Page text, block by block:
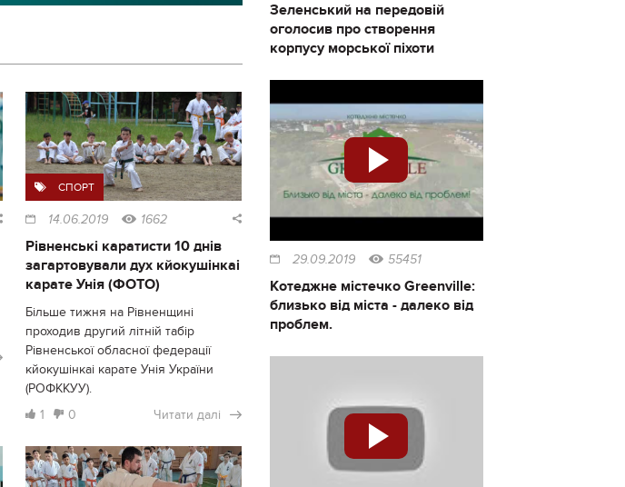
СПОРТ
14.06.2019 1662
Рівненські каратисти 10 днів
загартовували дух кйокушінкаі
карате Унія (ФОТО)
Більше тижня на Рівненщині
проходив другий літній табір
Рівненської обласної федерації
кйокушінкаі карате Унія України
(РОФККУУ).
1
0 Читати далі
Зеленський на передовій
оголосив про створення
корпусу морської піхоти
29.09.2019 55451
Котеджне містечко Greenville:
близько від міста - далеко від
проблем.